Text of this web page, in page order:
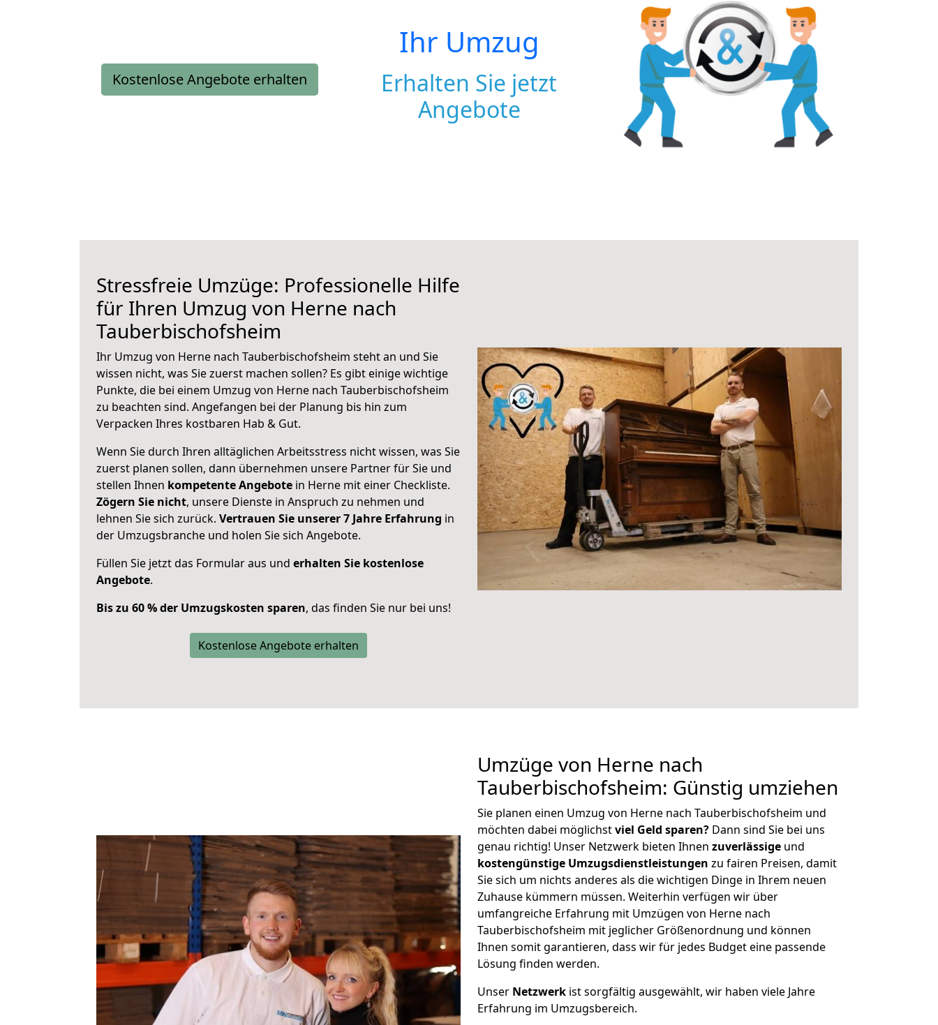
Kostenlose Angebote erhalten
Ihr Umzug
Erhalten Sie jetzt
Angebote
Stressfreie Umzüge: Professionelle Hilfe
für Ihren Umzug von Herne nach
Tauberbischofsheim
Ihr Umzug von Herne nach Tauberbischofsheim steht an und Sie
wissen nicht, was Sie zuerst machen sollen? Es gibt einige wichtige
Punkte, die bei einem Umzug von Herne nach Tauberbischofsheim
zu beachten sind. Angefangen bei der Planung bis hin zum
Verpacken Ihres kostbaren Hab & Gut.
Wenn Sie durch Ihren alltäglichen Arbeitsstress nicht wissen, was Sie
zuerst planen sollen, dann übernehmen unsere Partner für Sie und
stellen Ihnen kompetente Angebote in Herne mit einer Checkliste.
Zögern Sie nicht, unsere Dienste in Anspruch zu nehmen und
lehnen Sie sich zurück. Vertrauen Sie unserer 7 Jahre Erfahrung in
der Umzugsbranche und holen Sie sich Angebote.
Füllen Sie jetzt das Formular aus und erhalten Sie kostenlose
Angebote.
Bis zu 60 % der Umzugskosten sparen, das finden Sie nur bei uns!
Kostenlose Angebote erhalten
Umzüge von Herne nach
Tauberbischofsheim: Günstig umziehen
Sie planen einen Umzug von Herne nach Tauberbischofsheim und
möchten dabei möglichstviel Geld sparen? Dann sind Sie bei uns
genau richtig! Unser Netzwerk bieten Ihnen zuverlässige und
kostengünstige Umzugsdienstleistungen zu fairen Preisen, damit
Sie sich um nichts anderes als die wichtigen Dinge in Ihrem neuen
Zuhause kümmern müssen. Weiterhin verfügen wir über
umfangreiche Erfahrung mit Umzügen von Herne nach
Tauberbischofsheim mit jeglicher Größenordnung und können
Ihnen somit garantieren, dass wir für jedes Budget eine passende
Lösung finden werden.
Unser Netzwerk ist sorgfältig ausgewählt, wir haben viele Jahre
Erfahrung im Umzugsbereich.